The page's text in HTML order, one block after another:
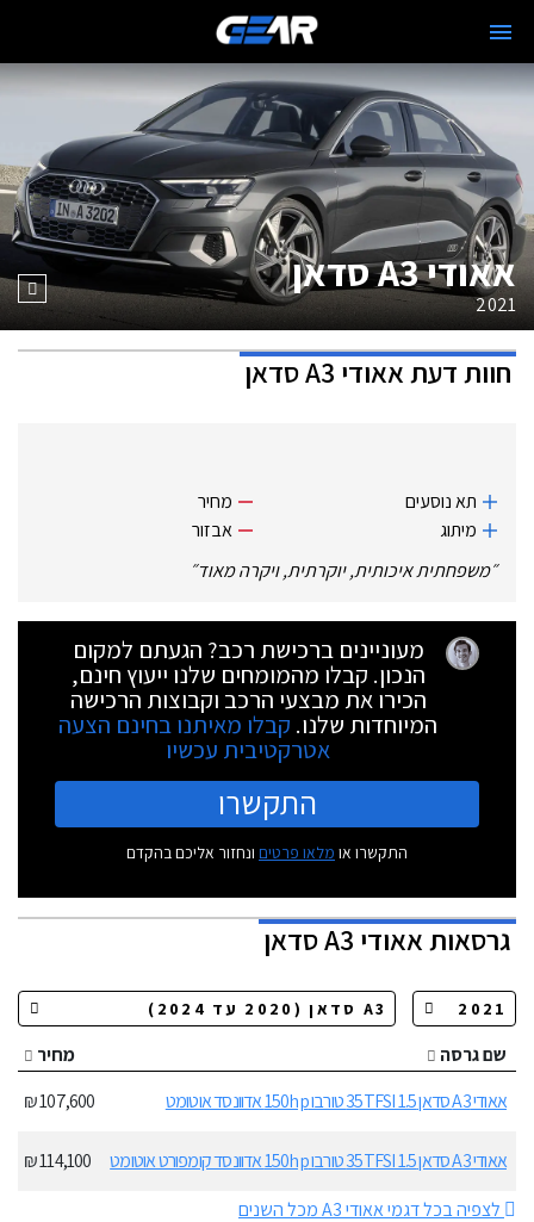
אאודי A3 סדאן
2021
חוות דעתאאודי A3 סדאן
תא נוסעים
מיתוג
מחיר
אבזור
״משפחתית איכותית, יוקרתית, ויקרה מאוד״
מעוניינים ברכישת רכב? הגעתם למקום
הנכון. קבלו מהמומחים שלנו ייעוץ חינם,
הכירו את מבצעי הרכב וקבוצות הרכישה
המיוחדות שלנו. קבלו מאיתנו בחינם הצעה
אטרקטיבית עכשיו
התקשרו
התקשרו או מלאו פרטים ונחזור אליכם בהקדם
גרסאותאאודי A3 סדאן
שם גרסה
מחיר
אאודי A3 סדאן 35TFSI 1.5 טורבו 150hp אדוונסד אוטומט
107,600 ₪
אאודי A3 סדאן 35TFSI 1.5 טורבו 150hp אדוונסד קומפורט אוטומט
114,100 ₪
לצפיה בכל דגמי אאודי A3 מכל השנים